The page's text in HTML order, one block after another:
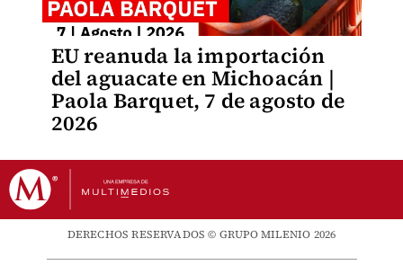
EU reanuda la importación
del aguacate en Michoacán |
Paola Barquet, 7 de agosto de
2026
DERECHOS RESERVADOS © GRUPO MILENIO 2026